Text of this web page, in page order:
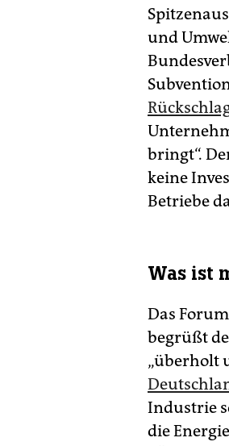
und
bringt“.
keine
Betriebe
Was ist
Das
begrüßt
„überholt
Industrie
die